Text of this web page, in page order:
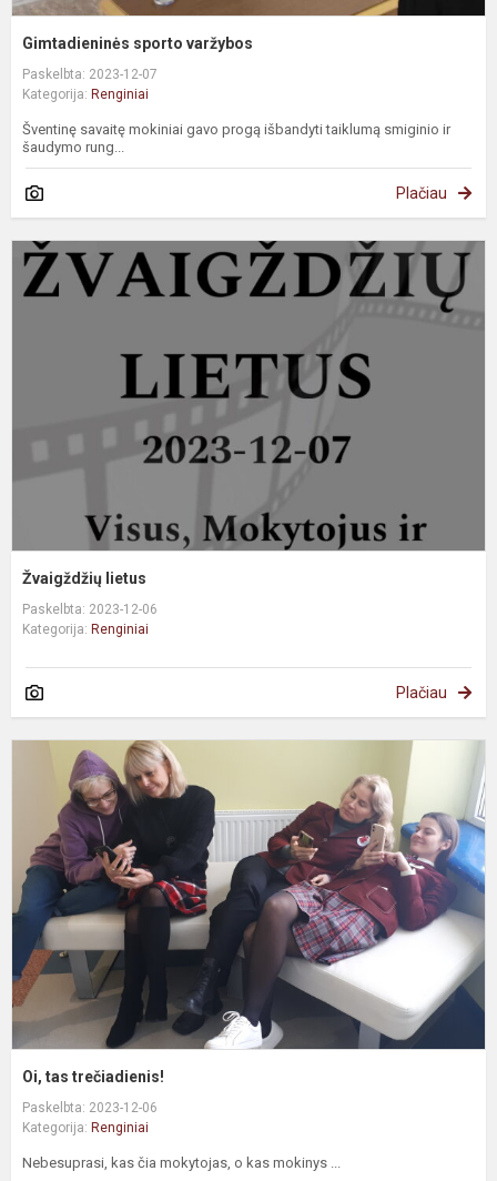
Gimtadieninės sporto varžybos
Paskelbta: 2023-12-07
Kategorija: Renginiai
Šventinę savaitę mokiniai gavo progą išbandyti taiklumą smiginio ir
šaudymo rung...
Plačiau
Žvaigždžių lietus
Paskelbta: 2023-12-06
Kategorija: Renginiai
Plačiau
Oi, tas trečiadienis!
Paskelbta: 2023-12-06
Kategorija: Renginiai
Nebesuprasi, kas čia mokytojas, o kas mokinys ...